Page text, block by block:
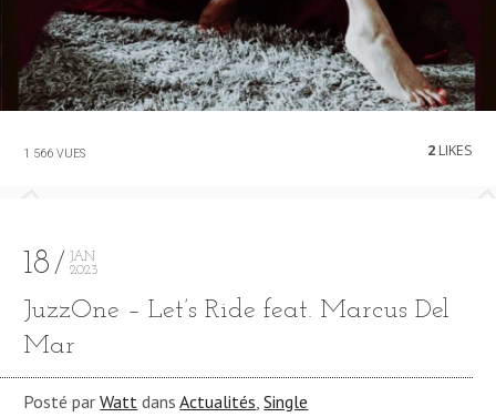
1 566 VUES 2LIKES
18
JAN
2023
JuzzOne – Let’s Ride feat. Marcus Del
Mar
Posté parWatt dansActualités ,Single